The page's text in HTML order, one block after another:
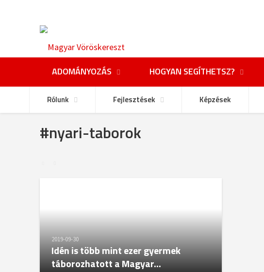
ADOMÁNYOZÁS HOGYAN SEGÍTHETSZ?
Rólunk Fejlesztések Képzések
#nyari-taborok
2019-09-30
Idén is több mint ezer gyermek
táborozhatott a Magyar...